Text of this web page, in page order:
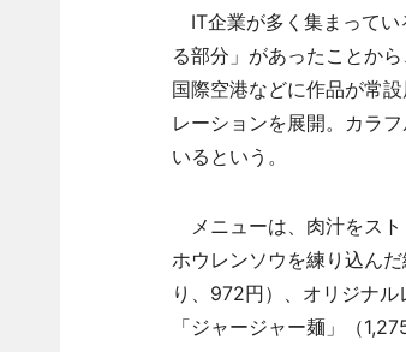
IT企業が多く集まってい
る部分」があったことか
国際空港などに作品が常
レーションを展開。カラ
いるという。
メニューは、肉汁をスト
ホウレンソウを練り込ん
り、972円）、オリジナ
「ジャージャー麺」（